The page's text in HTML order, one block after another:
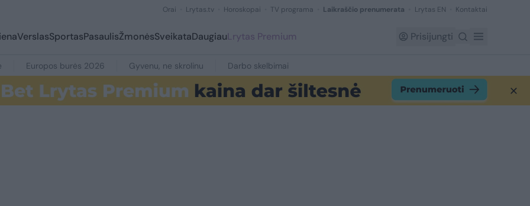
Orai Lrytas.tv Horoskopai TV programa Laikraščio prenumerata Lrytas EN Kontaktai
VerslasSportasPasaulisŽmonėsSveikataDaugiauLrytas Premium Prisijungti
Europos burės 2026 Gyvenu, ne skrolinu Darbo skelbimai